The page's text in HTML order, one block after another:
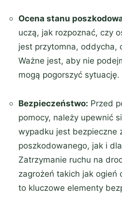
Ocena stanu
uczą, jak rozpoznać, czy
jest przytomna, oddycha,
Ważne jest, aby nie
mogą pogorszyć sytuację.
Bezpieczeństwo: Przed
pomocy, należy upewnić
wypadku jest bezpieczne
poszkodowanego, jak i
Zatrzymanie ruchu na
zagrożeń takich jak ogień
to kluczowe elementy